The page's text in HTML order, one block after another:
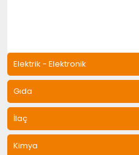
Elektrik - Elektronik
Gıda
İlaç
Kimya